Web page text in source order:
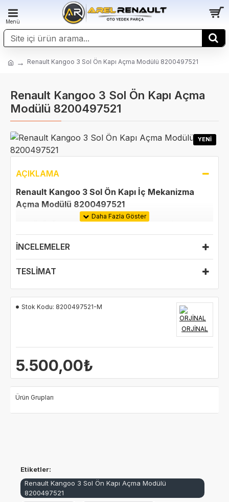
Renault Kangoo 3 Sol Ön Kapı Açma Modülü 8200497521
Renault Kangoo 3 Sol Ön Kapı Açma
Modülü 8200497521
YENI
AÇIKLAMA
Renault Kangoo 3 Sol Ön Kapı İç Mekanizma
Açma Modülü 8200497521
İÇİN BİZİMLE İLETİŞİME GEÇEBİLİRSİNİZ.
ÜRÜN ORJİNALDİR.
SİPARİŞ VERDİĞİNİZDE TARAFINIZA GÖRSELDEKİ ÜRÜNÜN
BİREBİR AYNISI GÖNDERİLECEKTİR.
İNCELEMELER
TESLIMAT
5.500,00₺
Stok Kodu: 8200497521-M
ORJİNAL
Ürün Grupları
Etiketler:
Renault Kangoo 3 Sol Ön Kapı Açma Modülü
8200497521